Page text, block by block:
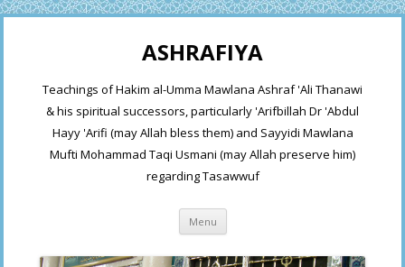
ASHRAFIYA
Teachings of Hakim al-Umma Mawlana Ashraf 'Ali Thanawi
& his spiritual successors, particularly 'Arifbillah Dr 'Abdul
Hayy 'Arifi (may Allah bless them) and Sayyidi Mawlana
Mufti Mohammad Taqi Usmani (may Allah preserve him)
regarding Tasawwuf
Menu Skip
content